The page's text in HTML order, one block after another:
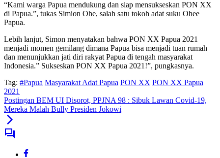
“Kami warga Papua mendukung dan siap mensukseskan PON XX
di Papua.”, tukas Simion Ohe, salah satu tokoh adat suku Ohee
Papua.
Lebih lanjut, Simon menyatakan bahwa PON XX Papua 2021
menjadi momen gemilang dimana Papua bisa menjadi tuan rumah
dan menunjukkan jati diri rakyat Papua di tengah masyarakat
Indonesia.” Sukseskan PON XX Papua 2021!”, pungkasnya.
Tag: #Papua Masyarakat Adat Papua PON XX PON XX Papua
2021
Postingan BEM UI Disorot, PPJNA 98 : Sibuk Lawan Covid-19,
Mereka Malah Bully Presiden Jokowi